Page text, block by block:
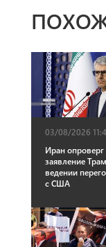
03/08/2026
Иран опроверг
заявление
ведении
с США